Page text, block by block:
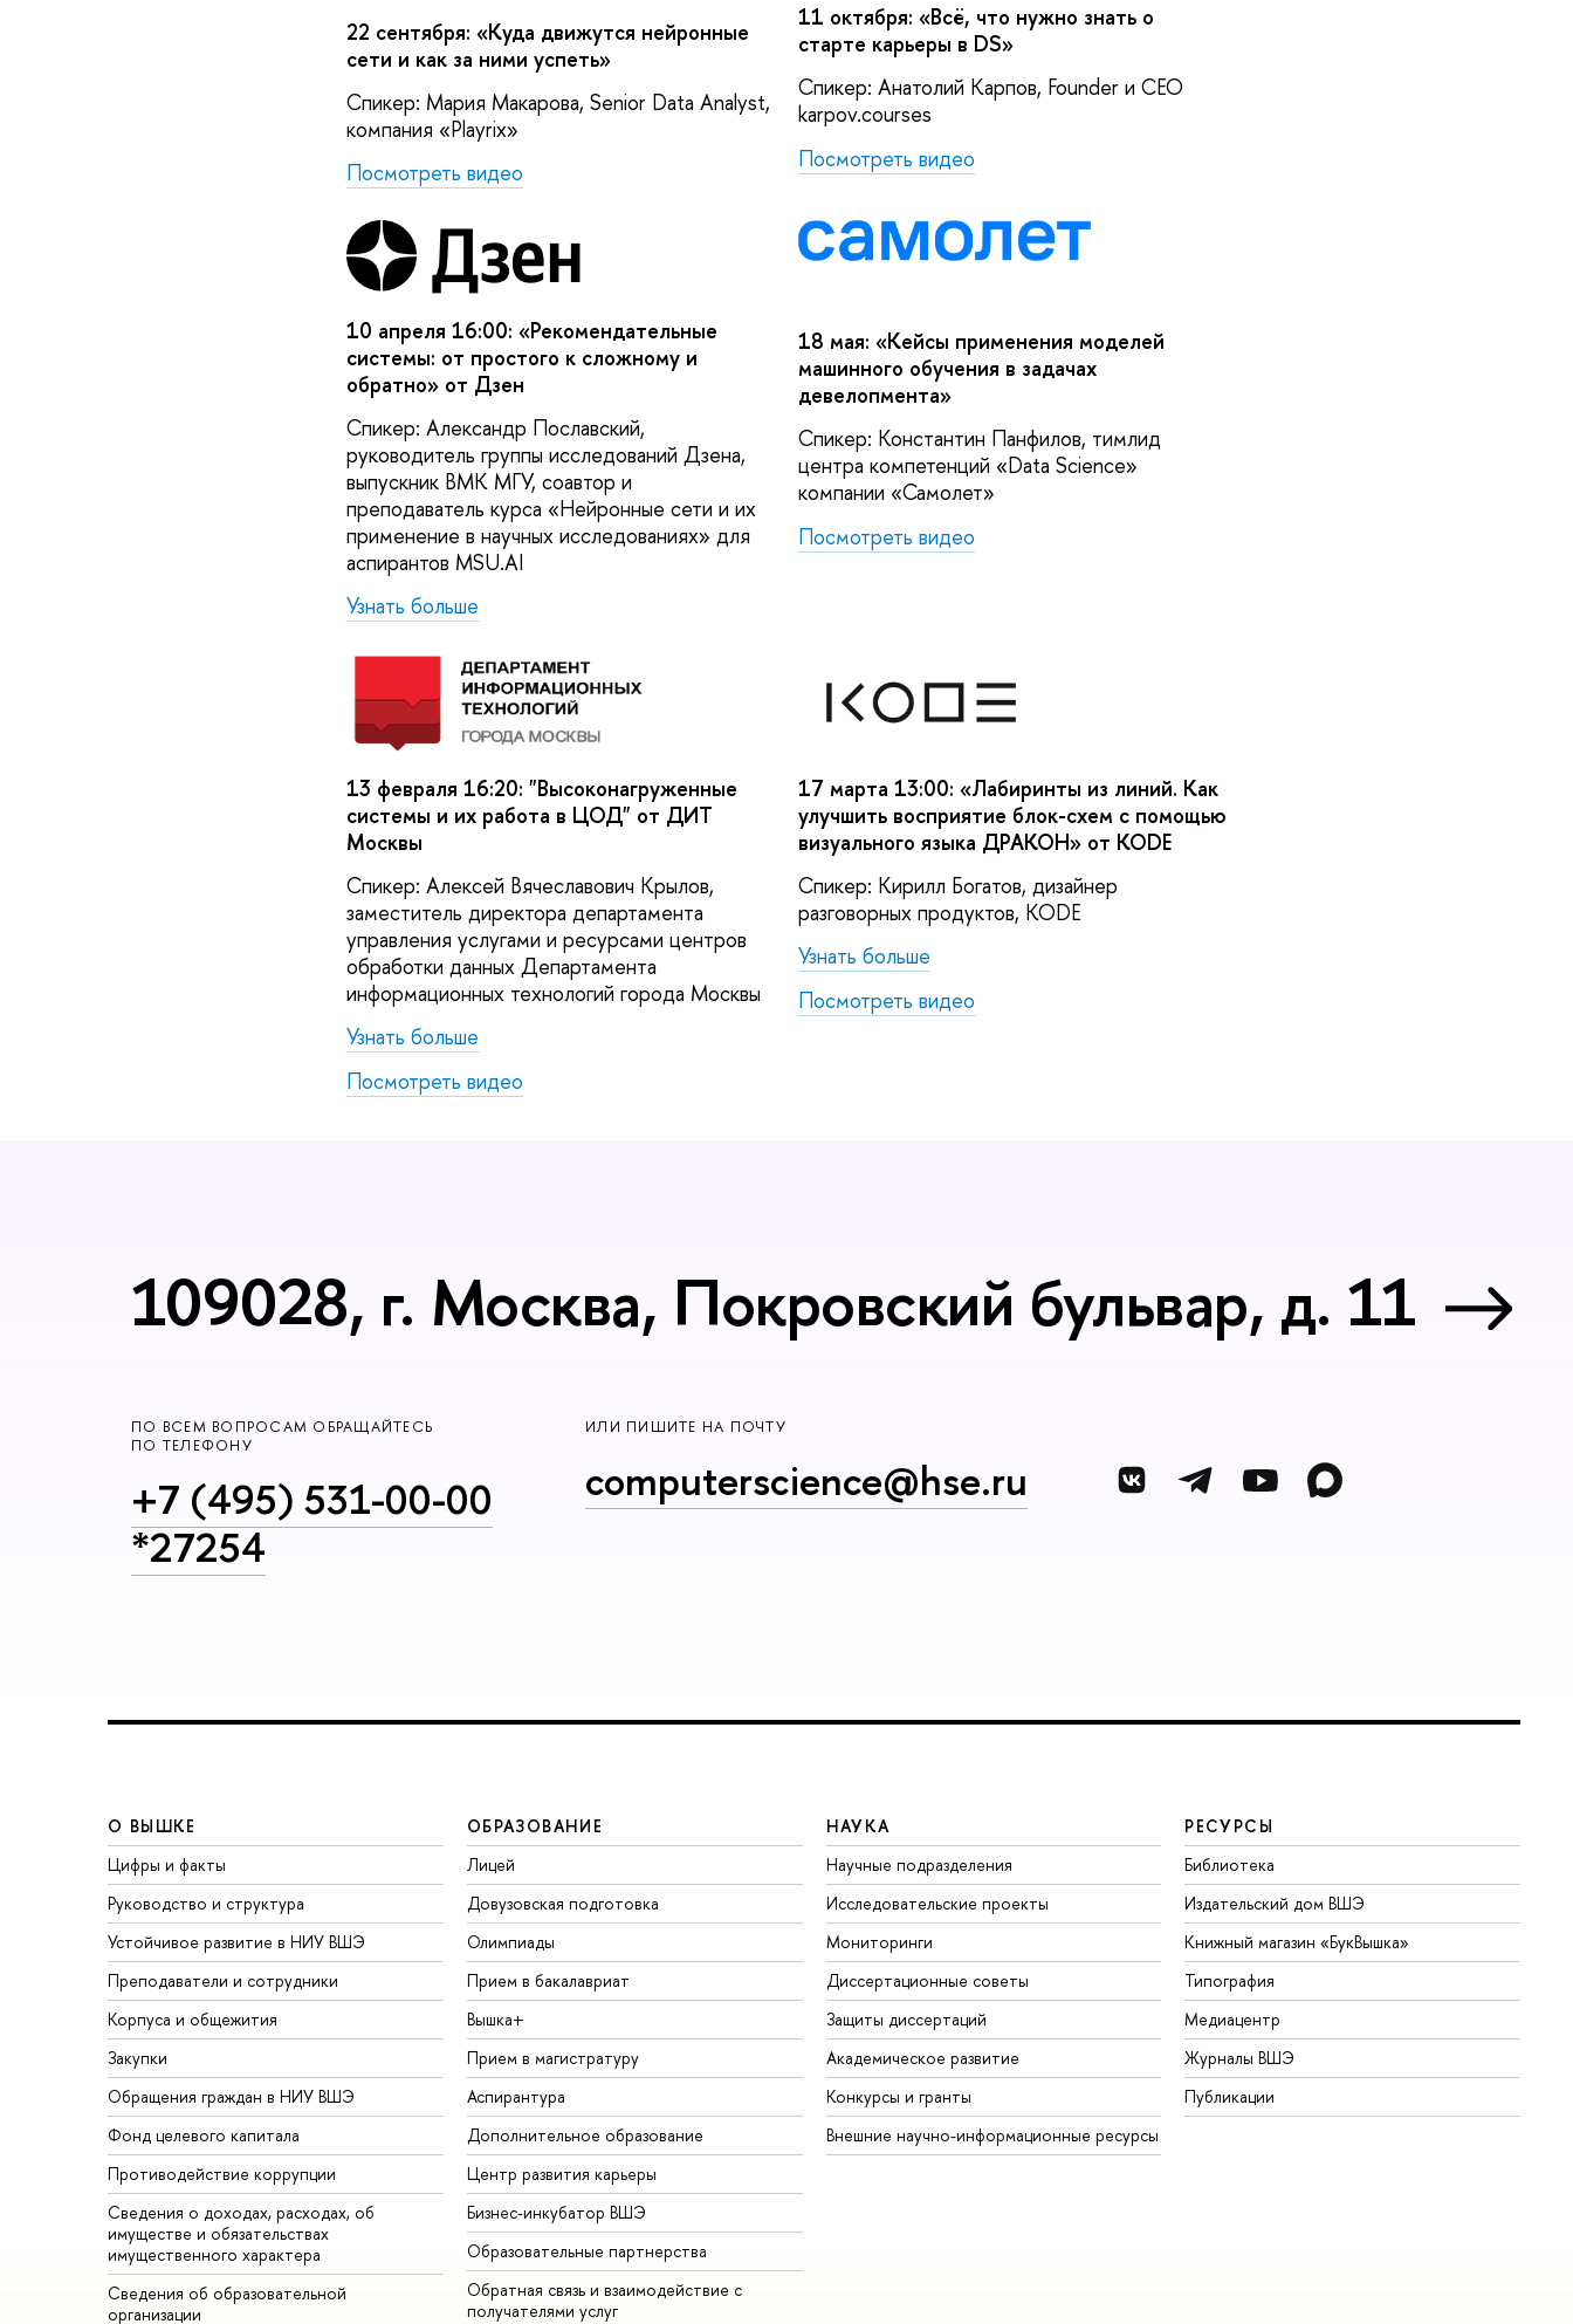
22 сентября: «Куда движутся нейронные
сети и как за ними успеть»
Спикер: Мария Макарова, Senior Data Analyst,
компания «Playrix»
Посмотреть видео
11 октября: «Всё, что нужно знать о
старте карьеры в DS»
Спикер: Анатолий Карпов, Founder и CEO
karpov.courses
Посмотреть видео
10 апреля 16:00: «Рекомендательные
системы: от простого к сложному и
обратно» от Дзен
Спикер: Александр Пославский,
руководитель группы исследований Дзена,
выпускник ВМК МГУ, соавтор и
преподаватель курса «Нейронные сети и их
применение в научных исследованиях» для
аспирантов MSU.AI
Узнать больше
18 мая: «Кейсы применения моделей
машинного обучения в задачах
девелопмента»
Спикер: Константин Панфилов, тимлид
центра компетенций «Data Science»
компании «Самолет»
Посмотреть видео
13 февраля 16:20: "Высоконагруженные
системы и их работа в ЦОД" от ДИТ
Москвы
Спикер: Алексей Вячеславович Крылов,
заместитель директора департамента
управления услугами и ресурсами центров
обработки данных Департамента
информационных технологий города Москвы
Узнать больше
Посмотреть видео
17 марта 13:00: «Лабиринты из линий. Как
улучшить восприятие блок-схем с помощью
визуального языка ДРАКОН» от KODE
Спикер: Кирилл Богатов, дизайнер
разговорных продуктов, KODE
Узнать больше
Посмотреть видео
109028, г. Москва, Покровский бульвар, д. 11
ПО ВСЕМ ВОПРОСАМ ОБРАЩАЙТЕСЬ
ПО ТЕЛЕФОНУ
+7 (495) 531-00-00
*27254
ИЛИ ПИШИТЕ НА ПОЧТУ
computerscience@hse.ru
О ВЫШКЕ
Цифры и факты
Руководство и структура
Устойчивое развитие в НИУ ВШЭ
Преподаватели и сотрудники
Корпуса и общежития
Закупки
Обращения граждан в НИУ ВШЭ
Фонд целевого капитала
Противодействие коррупции
Сведения о доходах, расходах, об
имуществе и обязательствах
имущественного характера
Сведения об образовательной
организации
ОБРАЗОВАНИЕ
Лицей
Довузовская подготовка
Олимпиады
Прием в бакалавриат
Вышка+
Прием в магистратуру
Аспирантура
Дополнительное образование
Центр развития карьеры
Бизнес-инкубатор ВШЭ
Образовательные партнерства
Обратная связь и взаимодействие с
получателями услуг
НАУКА
Научные подразделения
Исследовательские проекты
Мониторинги
Диссертационные советы
Защиты диссертаций
Академическое развитие
Конкурсы и гранты
Внешние научно-информационные ресурсы
РЕСУРСЫ
Библиотека
Издательский дом ВШЭ
Книжный магазин «БукВышка»
Типография
Медиацентр
Журналы ВШЭ
Публикации